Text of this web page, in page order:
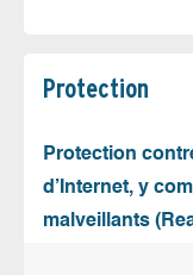
Protection
Protection
d’Internet, y
malveillants